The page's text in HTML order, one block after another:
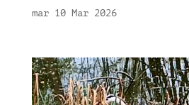
mar 10 Mar 2026